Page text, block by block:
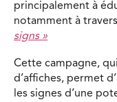
principalement à
notamment à
signs »
Cette campagne,
d’affiches, permet
les signes d’une